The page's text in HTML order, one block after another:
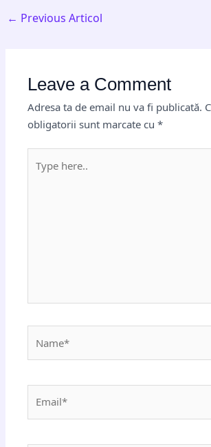
← Previous Articol
Leave a Comment
Adresa ta de email nu va fi publicată.
obligatorii sunt marcate cu*
here..